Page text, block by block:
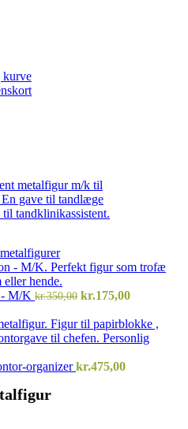
kurve
- M/K kr.350,00 Den
pris
var:
kr.175,00Den
pris
er:
organizerkr.475,00